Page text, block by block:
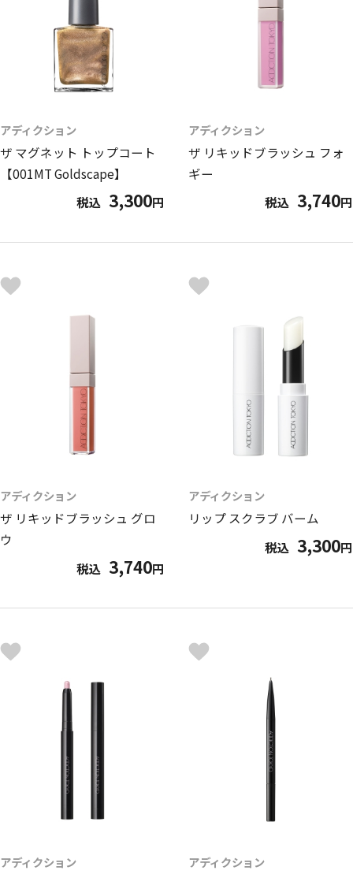
アディクション
ザ マグネット トップコート
【001MT Goldscape】
税込 3,300円
アディクション
ザ リキッドブラッシュ フォ
ギー
税込 3,740円
アディクション
ザ リキッドブラッシュ グロ
ウ
税込 3,740円
アディクション
リップ スクラブ バーム
税込 3,300円
アディクション アディクション